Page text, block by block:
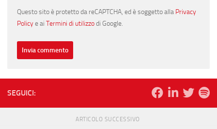
Questo sito è protetto da reCAPTCHA, ed è soggetto alla Privacy
Policye ai Termini di utilizzodi Google.
SEGUICI:
ARTICOLO SUCCESSIVO